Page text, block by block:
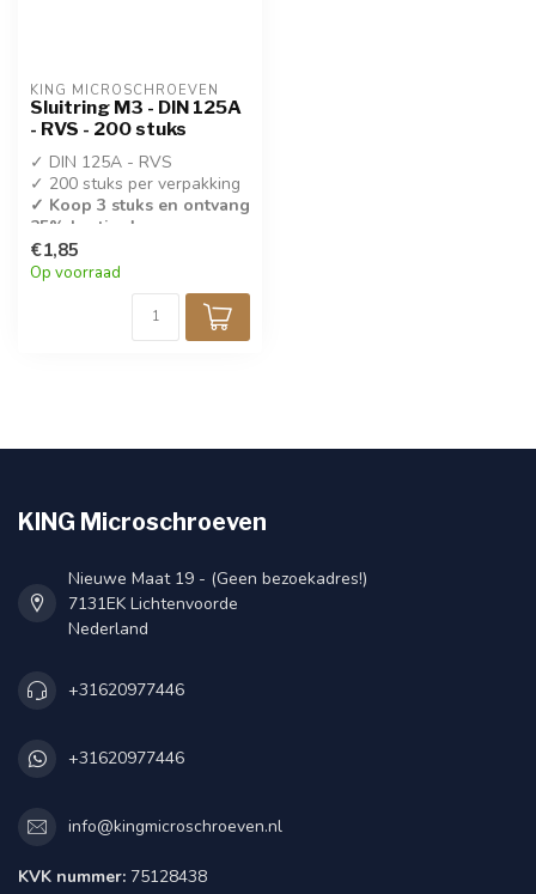
KING MICROSCHROEVEN
Sluitring M3 - DIN 125A
- RVS - 200 stuks
✓ DIN 125A - RVS
✓ 200 stuks per verpakking
✓ Koop 3 stuks en ontvang
25% korting!
✓ Vlakke sluitring M3
€1,85
Op voorraad
KING Microschroeven
Nieuwe Maat 19 - (Geen bezoekadres!)
7131EK Lichtenvoorde
Nederland
+31620977446
+31620977446
info@kingmicroschroeven.nl
KVK nummer: 75128438